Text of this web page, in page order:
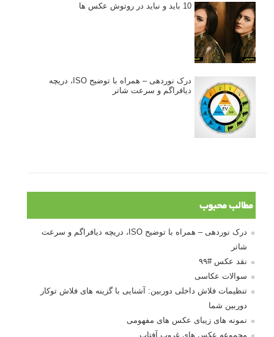
10 باید و نباید در روتوش عکس ها
درک نوردهی – همراه با توضیح ISO، دریچه
دیافراگم و سرعت شاتر
مطالب محبوب
درک نوردهی – همراه با توضیح ISO، دریچه دیافراگم و سرعت
شاتر
نقد عکس #۹۹
سوالات عکاسی
تنظیمات فلاش داخلی دوربین: آشنایی با گزینه های فلاش توکار
دوربین شما
نمونه های زیبای عکس های مفهومی
مجموعه عکس های غروب آفتاب